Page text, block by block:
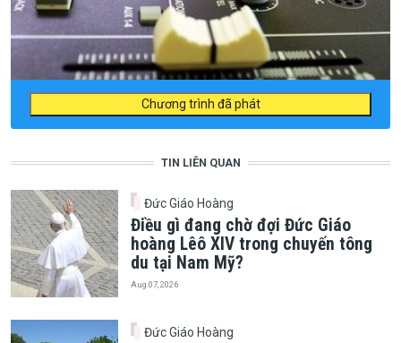
Chương trình đã phát
TIN LIÊN QUAN
Đức Giáo Hoàng
Điều gì đang chờ đợi Đức Giáo
hoàng Lêô XIV trong chuyến tông
du tại Nam Mỹ?
Aug 07, 2026
Đức Giáo Hoàng